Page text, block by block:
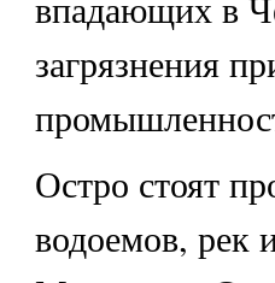
загрязнения
Остро стоят
водоемов, рек